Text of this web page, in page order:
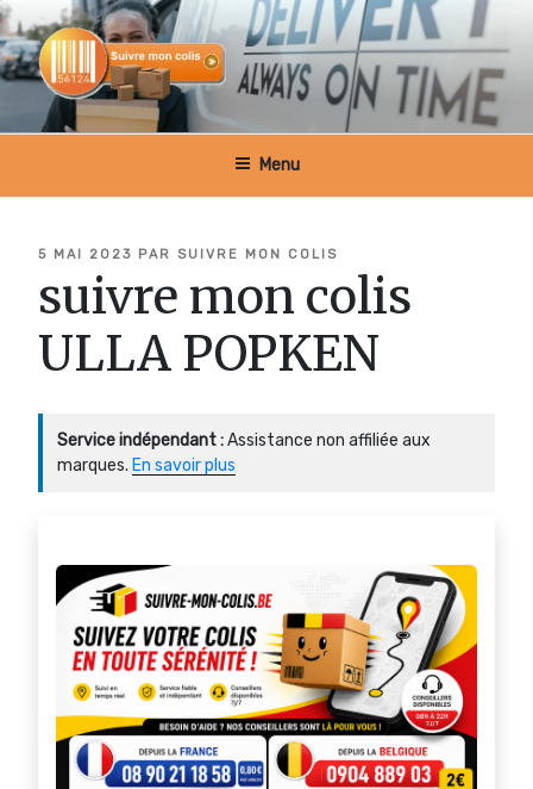
Aller
au
contenu
principal
SUIVRE MON COLIS BELGIQUE
Menu
PUBLIÉ
5 MAI 2023 PAR SUIVRE MON COLIS
suivre mon colis
ULLA POPKEN
Service indépendant :Assistance non affiliée aux
marques. En savoir plus